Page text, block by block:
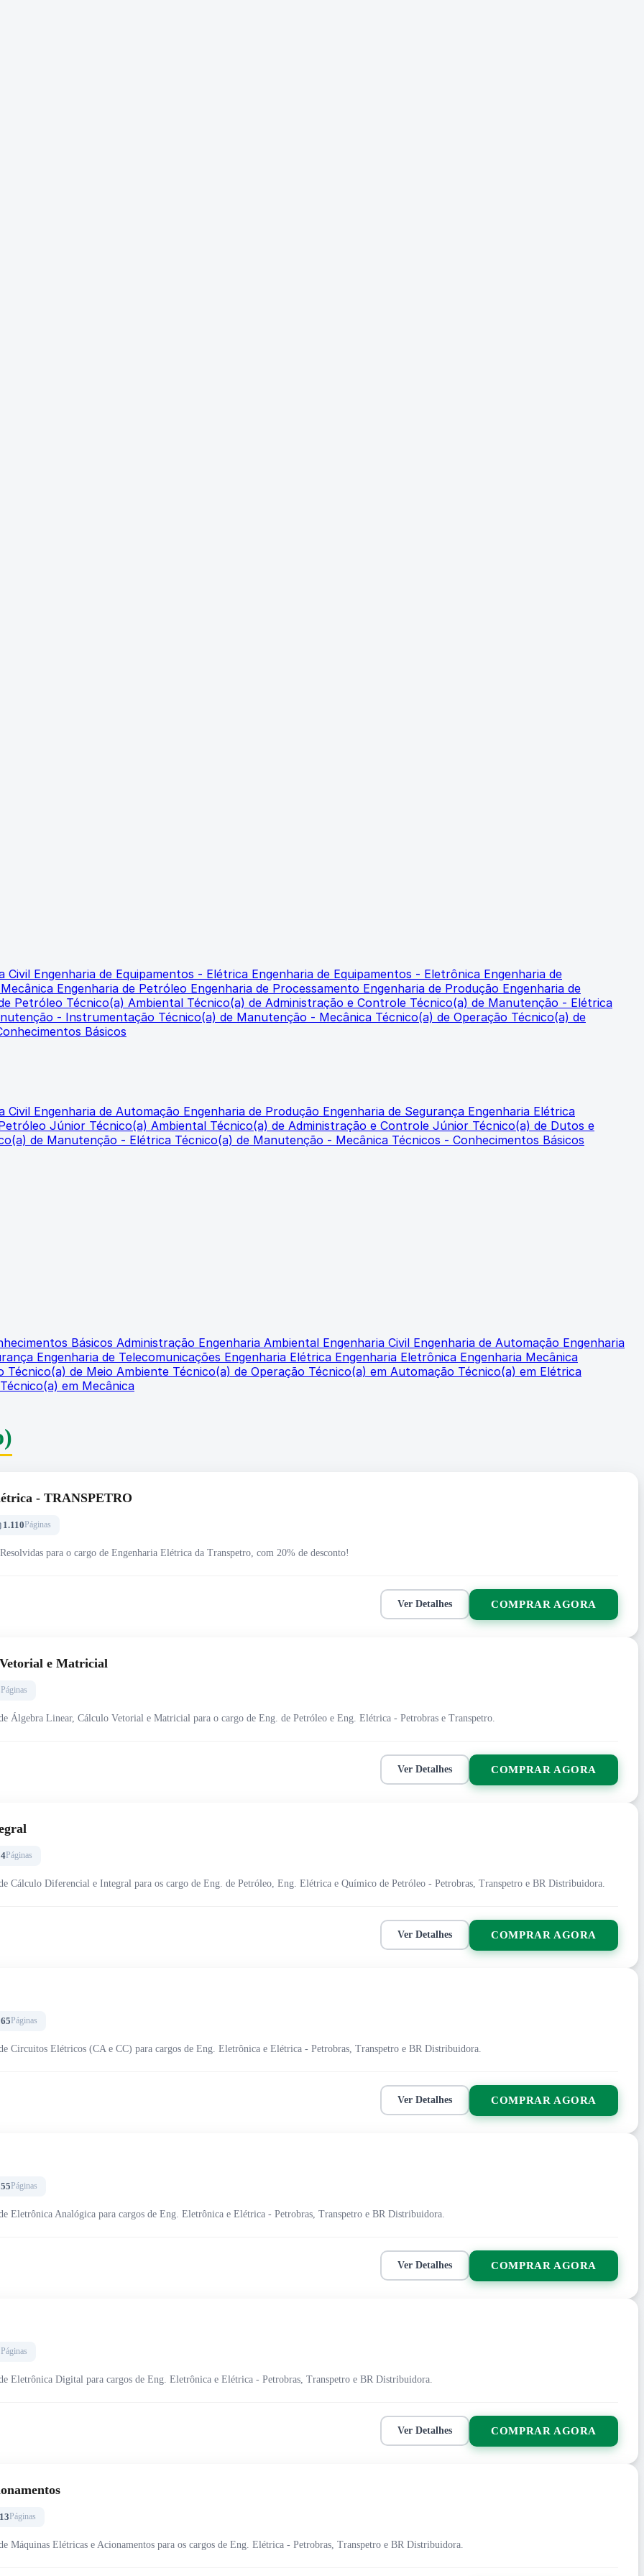
Civil Engenharia de Equipamentos - Elétrica Engenharia de Equipamentos - Eletrônica Engenharia de
Engenharia de Petróleo Engenharia de Processamento Engenharia de Produção Engenharia de
Petróleo Técnico(a) Ambiental Técnico(a) de Administração e Controle Técnico(a) de Manutenção - Elétrica
- Instrumentação Técnico(a) de Manutenção - Mecânica Técnico(a) de Operação Técnico(a) de
Básicos
Civil Engenharia de Automação Engenharia de Produção Engenharia de Segurança Engenharia Elétrica
Júnior Técnico(a) Ambiental Técnico(a) de Administração e Controle Júnior Técnico(a) de Dutos e
de Manutenção - Elétrica Técnico(a) de Manutenção - Mecânica Técnicos - Conhecimentos Básicos
Básicos Administração Engenharia Ambiental Engenharia Civil Engenharia de Automação Engenharia
Engenharia de Telecomunicações Engenharia Elétrica Engenharia Eletrônica Engenharia Mecânica
Técnico(a) de Meio Ambiente Técnico(a) de Operação Técnico(a) em Automação Técnico(a) em Elétrica
Técnico(a) em Mecânica
- TRANSPETRO
1.110Páginas
para o cargo de Engenharia Elétrica da Transpetro, com 20% de desconto!
Ver Detalhes COMPRAR AGORA
e Matricial
Páginas
Álgebra Linear, Cálculo Vetorial e Matricial para o cargo de Eng. de Petróleo e Eng. Elétrica - Petrobras e Transpetro.
Ver Detalhes COMPRAR AGORA
Páginas
Cálculo Diferencial e Integral para os cargo de Eng. de Petróleo, Eng. Elétrica e Químico de Petróleo - Petrobras, Transpetro e BR Distribuidora.
Ver Detalhes COMPRAR AGORA
Páginas
Circuitos Elétricos (CA e CC) para cargos de Eng. Eletrônica e Elétrica - Petrobras, Transpetro e BR Distribuidora.
Ver Detalhes COMPRAR AGORA
Páginas
Eletrônica Analógica para cargos de Eng. Eletrônica e Elétrica - Petrobras, Transpetro e BR Distribuidora.
Ver Detalhes COMPRAR AGORA
Páginas
Eletrônica Digital para cargos de Eng. Eletrônica e Elétrica - Petrobras, Transpetro e BR Distribuidora.
Ver Detalhes COMPRAR AGORA
Páginas
Máquinas Elétricas e Acionamentos para os cargos de Eng. Elétrica - Petrobras, Transpetro e BR Distribuidora.